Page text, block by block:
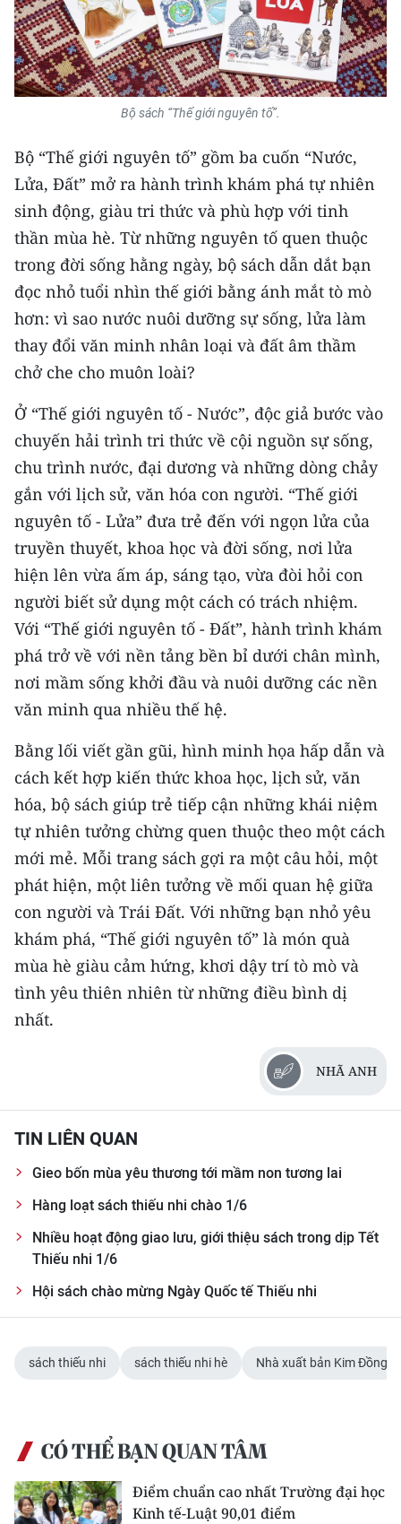
CHUYÊN ĐỀ
CÁC CHUYÊN TRANG
THỜI NAY
NHÂN DÂN CUỐI TUẦN
NHÂN DÂN HẰNG THÁNG
MUA BÁO
ĐỌC BÁO IN
ENGLISH
中文
FRANÇAIS
РУССКИЙ
ESPAÑOL
한국어
Bộ sách “Thế giới nguyên tố”.
Bộ “Thế giới nguyên tố” gồm ba cuốn “Nước,
Lửa, Đất” mở ra hành trình khám phá tự nhiên
sinh động, giàu tri thức và phù hợp với tinh
thần mùa hè. Từ những nguyên tố quen thuộc
trong đời sống hằng ngày, bộ sách dẫn dắt bạn
đọc nhỏ tuổi nhìn thế giới bằng ánh mắt tò mò
hơn: vì sao nước nuôi dưỡng sự sống, lửa làm
thay đổi văn minh nhân loại và đất âm thầm
chở che cho muôn loài?
Ở “Thế giới nguyên tố - Nước”, độc giả bước vào
chuyến hải trình tri thức về cội nguồn sự sống,
chu trình nước, đại dương và những dòng chảy
gắn với lịch sử, văn hóa con người. “Thế giới
nguyên tố - Lửa” đưa trẻ đến với ngọn lửa của
truyền thuyết, khoa học và đời sống, nơi lửa
hiện lên vừa ấm áp, sáng tạo, vừa đòi hỏi con
người biết sử dụng một cách có trách nhiệm.
Với “Thế giới nguyên tố - Đất”, hành trình khám
phá trở về với nền tảng bền bỉ dưới chân mình,
nơi mầm sống khởi đầu và nuôi dưỡng các nền
văn minh qua nhiều thế hệ.
Bằng lối viết gần gũi, hình minh họa hấp dẫn và
cách kết hợp kiến thức khoa học, lịch sử, văn
hóa, bộ sách giúp trẻ tiếp cận những khái niệm
tự nhiên tưởng chừng quen thuộc theo một cách
mới mẻ. Mỗi trang sách gợi ra một câu hỏi, một
phát hiện, một liên tưởng về mối quan hệ giữa
con người và Trái Đất. Với những bạn nhỏ yêu
khám phá, “Thế giới nguyên tố” là món quà
mùa hè giàu cảm hứng, khơi dậy trí tò mò và
tình yêu thiên nhiên từ những điều bình dị
nhất.
NHÃ ANH
TIN LIÊN QUAN
Gieo bốn mùa yêu thương tới mầm non tương lai
Hàng loạt sách thiếu nhi chào 1/6
Nhiều hoạt động giao lưu, giới thiệu sách trong dịp Tết
Thiếu nhi 1/6
Hội sách chào mừng Ngày Quốc tế Thiếu nhi
sách thiếu nhi sách thiếu nhi hè Nhà xuất bản Kim Đồng
CÓ THỂ BẠN QUAN TÂM
Điểm chuẩn cao nhất Trường đại học
Kinh tế-Luật 90,01 điểm